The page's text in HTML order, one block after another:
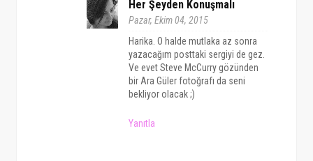
Her Şeyden Konuşmalı
Pazar, Ekim 04, 2015
Harika. O halde mutlaka az sonra
yazacağım posttaki sergiyi de gez.
Ve evet Steve McCurry gözünden
bir Ara Güler fotoğrafı da seni
bekliyor olacak ;)
Yanıtla